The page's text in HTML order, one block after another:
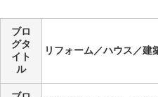
ブロ
グタ
イト
ル
リフォーム／ハウス／建